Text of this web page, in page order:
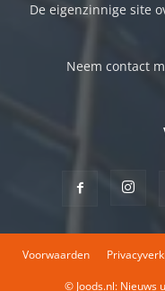
De eigenzinnige site
Neem contact
Voorwaarden
© Joods.nl: Nieuws